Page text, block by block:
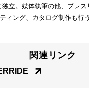
独立。媒体執筆の他、プレ
ィング、カタログ制作も行う
関連リンク